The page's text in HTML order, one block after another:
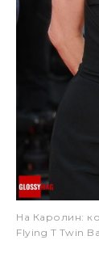
На Каролин:
Flying T Twin